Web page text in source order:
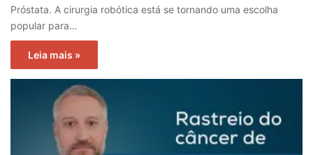
Próstata. A cirurgia robótica está se tornando uma escolha
popular para…
Leia mais »